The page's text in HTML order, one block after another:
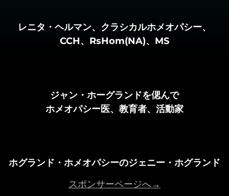
レニタ・ヘルマン、クラシカルホメオパシー、
CCH、RsHom(NA)、MS
ジャン・ホーグランドを偲んで
ホメオパシー医、教育者、活動家
ホグランド・ホメオパシーのジェニー・ホグランド
スポンサーページへ→